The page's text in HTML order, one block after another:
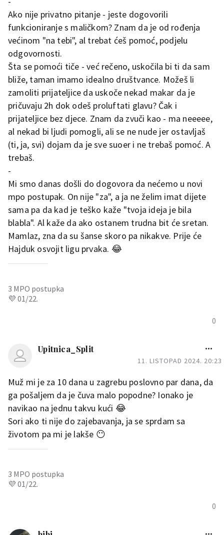
Ako nije privatno pitanje - jeste dogovorili
funkcioniranje s maličkom? Znam da je od rođenja
većinom "na tebi", al trebat ćeš pomoć, podjelu
odgovornosti.
Šta se pomoći tiče - već rečeno, uskočila bi ti da sam
bliže, taman imamo idealno društvance. Možeš li
zamoliti prijateljice da uskoče nekad makar da je
pričuvaju 2h dok odeš proluftati glavu? Čak i
prijateljice bez djece. Znam da zvuči kao - ma neeeee,
al nekad bi ljudi pomogli, ali se ne nude jer ostavljaš
(ti, ja, svi) dojam da je sve suoer i ne trebaš pomoć. A
trebaš.
-
Mi smo danas došli do dogovora da nećemo u novi
mpo postupak. On nije "za", a ja ne želim imat dijete
sama pa da kad je teško kaže "tvoja ideja je bila
blabla". Al kaže da ako ostanem trudna bit će sretan.
Mamlaz, zna da su šanse skoro pa nikakve. Prije će
Hajduk osvojit ligu prvaka. 😂
0
3 MPO postupka
💜 01/22.
Upitnica_Split
11. LISTOPAD 2024. 20:23
Muž mi je za 10 dana u zagrebu poslovno par dana, da
ga pošaljem da je čuva malo popodne? Ionako je
navikao na jednu takvu kući 😂
Sori ako ti nije do zajebavanja, ja se sprdam sa
životom pa mi je lakše 😶
0
3 MPO postupka
💜 01/22.